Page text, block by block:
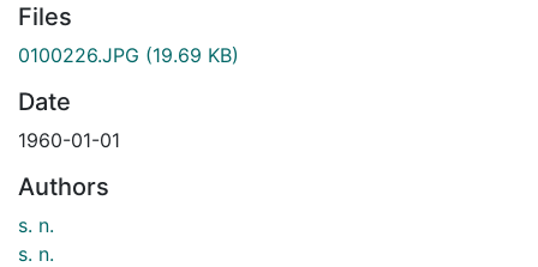
Files
0100226.JPG (19.69 KB)
Date
1960-01-01
Authors
s. n.
s. n.